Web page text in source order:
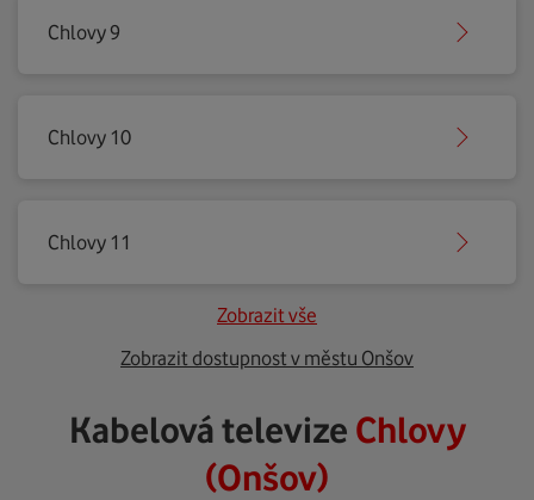
Chlovy 9
Chlovy 10
Chlovy 11
Zobrazit vše
Zobrazit dostupnost v městu Onšov
Kabelová televize Chlovy
(Onšov)